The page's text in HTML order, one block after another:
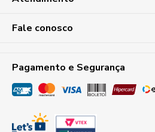
Fale conosco
Pagamento e Segurança